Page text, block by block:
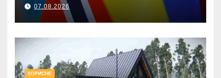
Сумщина: Норвезька допомога
з електрообладнанням для
відновлення.
07.08.2026
КОРИСНЕ